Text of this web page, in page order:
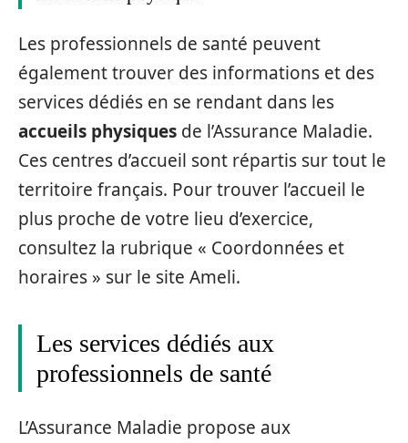
Les professionnels de santé peuvent
également trouver des informations et des
services dédiés en se rendant dans les
accueils physiques de l’Assurance Maladie.
Ces centres d’accueil sont répartis sur tout le
territoire français. Pour trouver l’accueil le
plus proche de votre lieu d’exercice,
consultez la rubrique « Coordonnées et
horaires » sur le site Ameli.
Les services dédiés aux
professionnels de santé
L’Assurance Maladie propose aux